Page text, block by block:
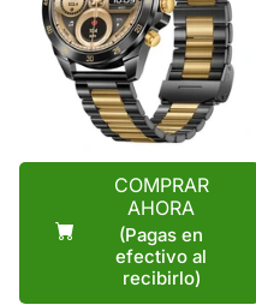
COMPRAR
AHORA
(Pagas en
efectivo al
recibirlo)